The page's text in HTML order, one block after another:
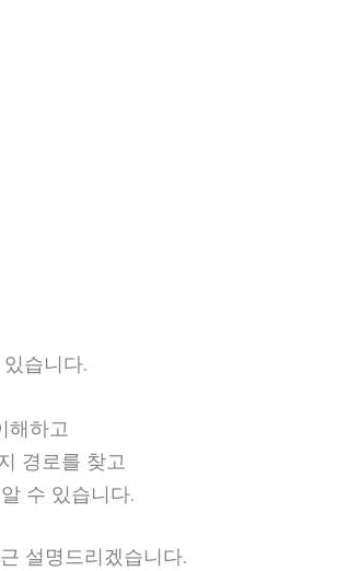
습니다.
해하고
경로를 찾고
수 있습니다.
설명드리겠습니다.